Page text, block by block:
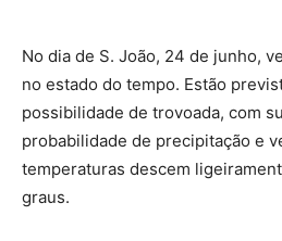
No dia de S. João, 24 de junho,
no estado do tempo. Estão
possibilidade de trovoada, com
probabilidade de precipitação e
temperaturas descem
graus.